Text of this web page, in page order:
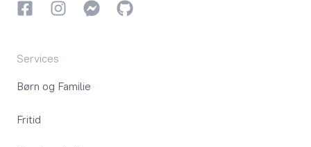
FacebookInstagramInstagram
GitHub
Services
Børn og Familie
Fritid